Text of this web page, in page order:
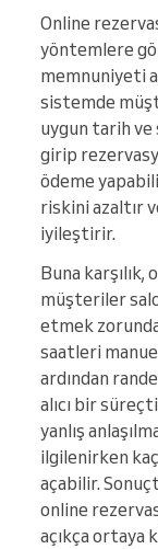
Online
yöntemlere
memnuniyeti
sistemde
uygun tarih
girip
ödeme
riskini azaltır
iyileştirir.
Buna
müşteriler
etmek
saatleri
ardından
alıcı bir
yanlış
ilgilenirken
açabilir.
online
açıkça ortaya